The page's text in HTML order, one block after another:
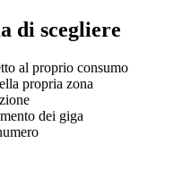
di scegliere
al proprio consumo
propria zona
dei giga